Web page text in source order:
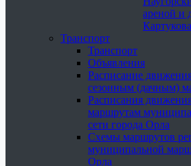
ареной и
Картукова
Транспорт
Транспорт
Объявления
Расписание
сезонным (дачным)
Расписания
маршрутам
сети города Орла
Схемы маршрутов
муниципальной
Орла